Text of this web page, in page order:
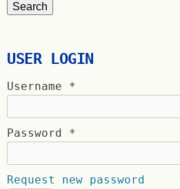
USER LOGIN
Username *
Password *
Request new password